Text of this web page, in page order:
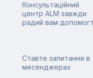
Консультаційний
центр ALM завжди
радий вам
Ставте запитання в
месенджерах